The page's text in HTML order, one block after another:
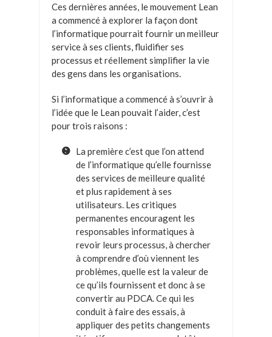
Ces dernières années, le mouvement Lean
a commencé à explorer la façon dont
l’informatique pourrait fournir un meilleur
service à ses clients, fluidifier ses
processus et réellement simplifier la vie
des gens dans les organisations.
Si l’informatique a commencé à s’ouvrir à
l’idée que le Lean pouvait l’aider, c’est
pour trois raisons :
La première c’est que l’on attend
de l’informatique qu’elle fournisse
des services de meilleure qualité
et plus rapidement à ses
utilisateurs. Les critiques
permanentes encouragent les
responsables informatiques à
revoir leurs processus, à chercher
à comprendre d’où viennent les
problèmes, quelle est la valeur de
ce qu’ils fournissent et donc à se
convertir au PDCA. Ce qui les
conduit à faire des essais, à
appliquer des petits changements